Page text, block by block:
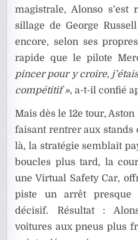
magistrale, Alonso
sillage de George
encore, selon ses
rapide que le pilote
pincer pour y croire,
compétitif », a-t-il confié
Mais dès le 12e tour,
faisant rentrer aux stands
là, la stratégie semblait
boucles plus tard, la
une Virtual Safety Car,
piste un arrêt presque
décisif. Résultat :
voitures aux pneus plus